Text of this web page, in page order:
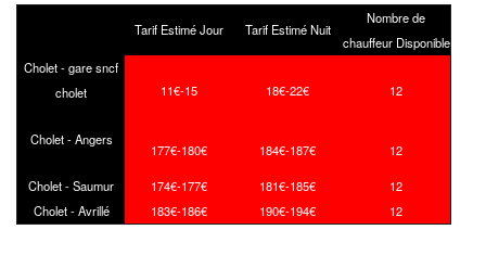
Tarif Estimé Jour Tarif Estimé Nuit
Nombre de
chauffeur Disponible
Cholet - gare sncf
cholet
11€-15 18€-22€ 12
Cholet - Angers
177€-180€ 184€-187€ 12
Cholet - Saumur 174€-177€ 181€-185€
12
Cholet - Avrillé
183€-186€ 190€-194€ 12